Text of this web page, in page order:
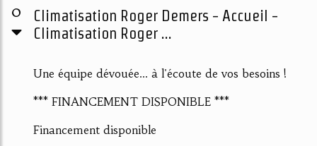
0
Climatisation Roger Demers - Accueil -
Climatisation Roger ...
Une équipe dévouée... à l'écoute de vos besoins !
*** FINANCEMENT DISPONIBLE ***
Financement disponible